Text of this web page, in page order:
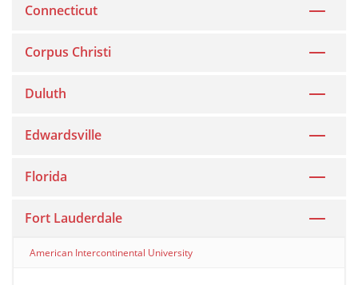
Connecticut
Corpus Christi
Duluth
Edwardsville
Florida
Fort Lauderdale
American Intercontinental University